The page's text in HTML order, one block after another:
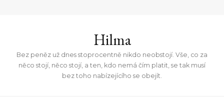
Hilma
Bez peněz už dnes stoprocentně nikdo neobstojí. Vše, co za
něco stojí, něco stojí, a ten, kdo nemá čím platit, se tak musí
bez toho nabízejícího se obejít.